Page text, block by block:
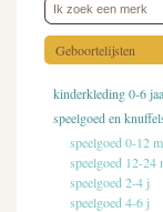
Ik zoek een merk
Geboortelijsten
kinderkleding 0-6
speelgoed en
speelgoed 0-12 m
speelgoed 12-24
speelgoed 2-4 j
speelgoed 4-6 j